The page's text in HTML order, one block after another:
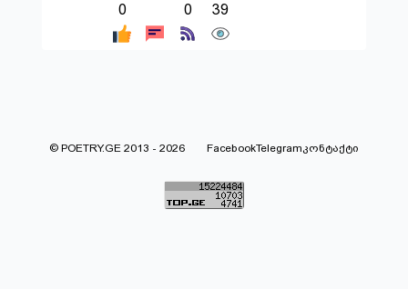
0 0 39
© POETRY.GE 2013 - 2026 FacebookTelegramკონტაქტი